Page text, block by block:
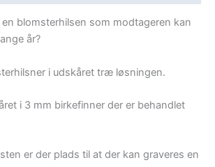
blomsterhilsen som modtageren kan
år?
i udskåret træ løsningen.
i 3 mm birkefinner der er behandlet
er der plads til at der kan graveres en